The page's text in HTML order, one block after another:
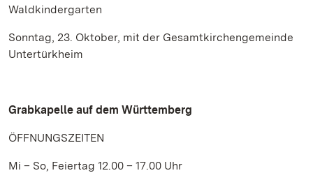
Waldkindergarten
Sonntag, 23. Oktober, mit der Gesamtkirchengemeinde
Untertürkheim
Grabkapelle auf dem Württemberg
ÖFFNUNGSZEITEN
Mi – So, Feiertag 12.00 – 17.00 Uhr